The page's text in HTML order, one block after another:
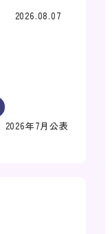
2026.08.07
2026年7月公表